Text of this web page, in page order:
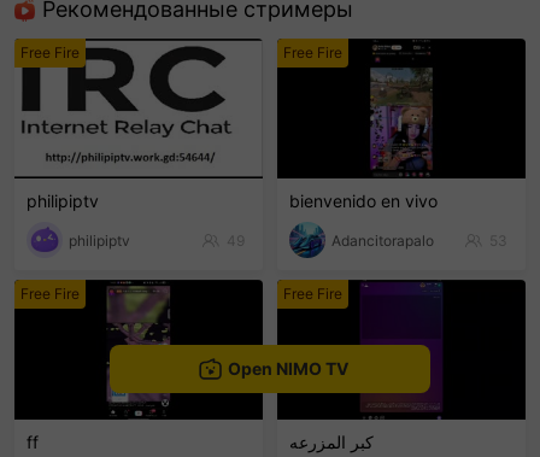
Рекомендованные стримеры
Free Fire
philipiptv
philipiptv 49
Free Fire
bienvenido en vivo
Adancitorapalo 53
Free Fire
ff
Free Fire
كبر المزرعه
Open NIMO TV